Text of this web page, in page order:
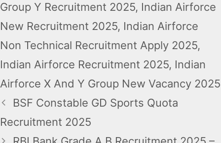
Group Y Recruitment 2025, Indian Airforce
New Recruitment 2025, Indian Airforce
Non Technical Recruitment Apply 2025,
Indian Airforce Recruitment 2025, Indian
Airforce X And Y Group New Vacancy 2025
BSF Constable GD Sports Quota
Recruitment 2025